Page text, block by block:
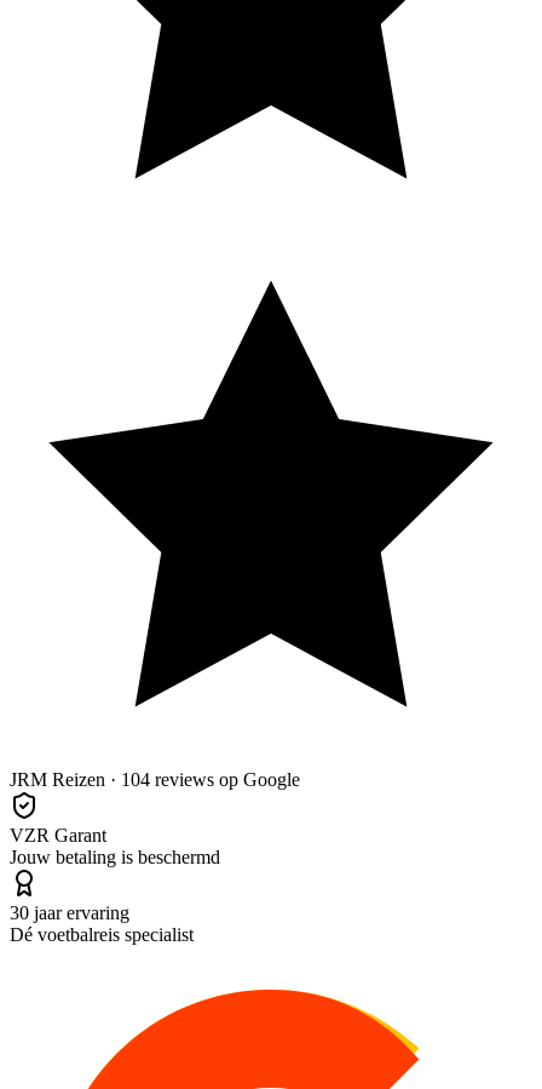
JRM Reizen · 104 reviews op Google
VZR Garant
Jouw betaling is beschermd
30 jaar ervaring
Dé voetbalreis specialist